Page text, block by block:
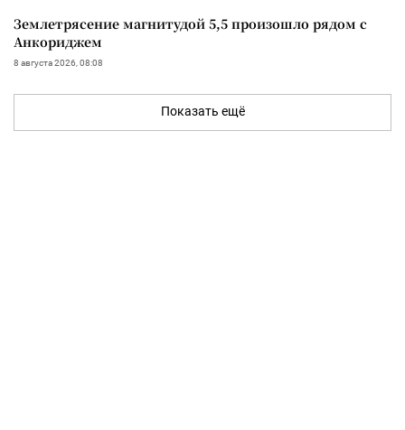
Землетрясение магнитудой 5,5 произошло рядом с
Анкориджем
8 августа 2026, 08:08
Показать ещё